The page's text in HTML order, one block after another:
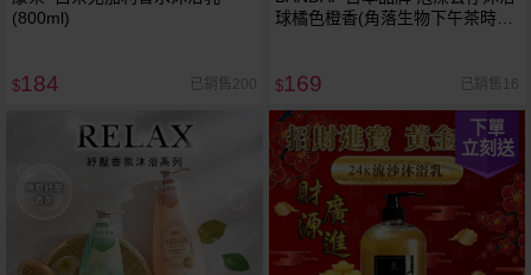
(800ml)
$184 已銷售200
球橘色橙香(角落生物下午茶時
$169 已銷售16
下單
立刻送